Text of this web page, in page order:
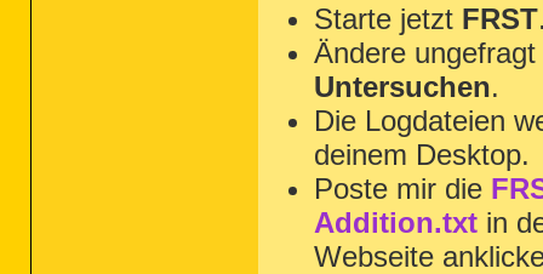
Starte jetzt FRST
Ändere
Untersuchen.
Die Logdateien
deinem Desktop.
Poste mir die
Addition.txt in
Webseite